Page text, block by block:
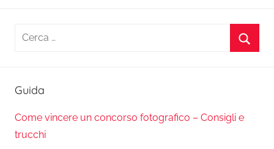
Ricerca
Guida
Come vincere un concorso fotografico – Consigli e
trucchi